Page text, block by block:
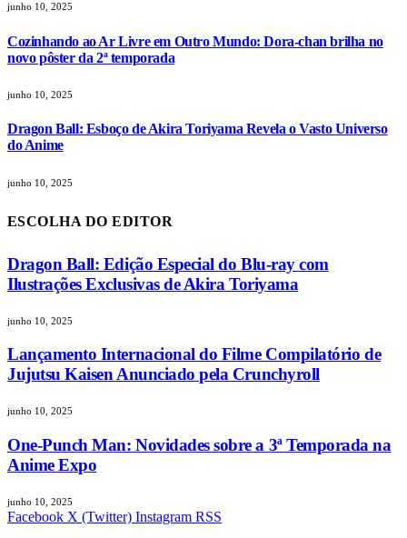
junho 10, 2025
Cozinhando ao Ar Livre em Outro Mundo: Dora-chan brilha no
novo pôster da 2ª temporada
junho 10, 2025
Dragon Ball: Esboço de Akira Toriyama Revela o Vasto Universo
do Anime
junho 10, 2025
ESCOLHA DO EDITOR
Dragon Ball: Edição Especial do Blu-ray com
Ilustrações Exclusivas de Akira Toriyama
junho 10, 2025
Lançamento Internacional do Filme Compilatório de
Jujutsu Kaisen Anunciado pela Crunchyroll
junho 10, 2025
One-Punch Man: Novidades sobre a 3ª Temporada na
Anime Expo
junho 10, 2025
Facebook X (Twitter) Instagram RSS